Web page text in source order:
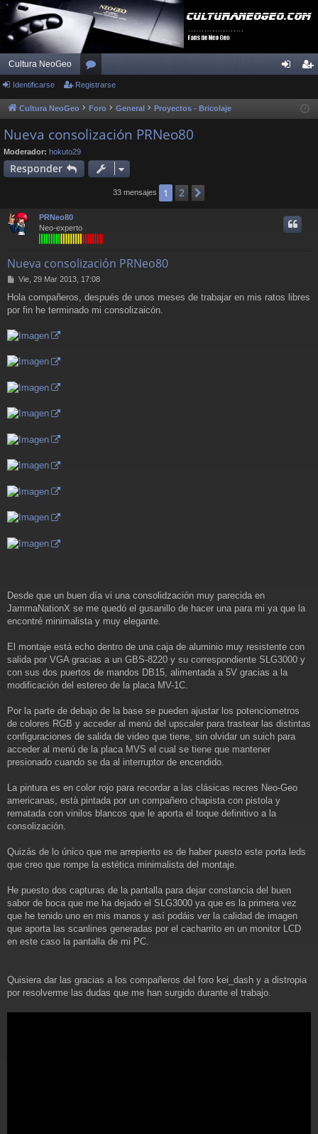
Cultura NeoGeo
or
os ist
Identificarse Registrarse
Cultura NeoGeo Foro General Proyectos - Bricolaje
Nueva consolización PRNeo80
Moderador: hokuto29
Responder
33 mensajes 1 2
PRNeo80
Neo-experto
Nueva consolización PRNeo80
M
n
s
j
e
Vie, 29 Mar 2013, 17:08
Hola compañeros, después de unos meses de trabajar en mis ratos libres
por fin he terminado mi consolizaicón.
Desde que un buen día vi una consolidzación muy parecida en
JammaNationX se me quedó el gusanillo de hacer una para mi ya que la
encontré minimalista y muy elegante.
El montaje está echo dentro de una caja de aluminio muy resistente con
salida por VGA gracias a un GBS-8220 y su correspondiente SLG3000 y
con sus dos puertos de mandos DB15, alimentada a 5V gracias a la
modificación del estereo de la placa MV-1C.
Por la parte de debajo de la base se pueden ajustar los potenciometros
de colores RGB y acceder al menú del upscaler para trastear las distintas
configuraciones de salida de video que tiene, sin olvidar un suich para
acceder al menú de la placa MVS el cual se tiene que mantener
presionado cuando se da al interruptor de encendido.
La pintura es en color rojo para recordar a las clásicas recres Neo-Geo
americanas, està pintada por un compañero chapista con pistola y
rematada con vinilos blancos que le aporta el toque definitivo a la
consolización.
Quizás de lo único que me arrepiento es de haber puesto este porta leds
que creo que rompe la estética minimalista del montaje.
He puesto dos capturas de la pantalla para dejar constancia del buen
sabor de boca que me ha dejado el SLG3000 ya que es la primera vez
que he tenido uno en mis manos y así podáis ver la calidad de imagen
que aporta las scanlines generadas por el cacharrito en un monitor LCD
en este caso la pantalla de mi PC.
Quisiera dar las gracias a los compañeros del foro kei_dash y a distropia
por resolverme las dudas que me han surgido durante el trabajo.